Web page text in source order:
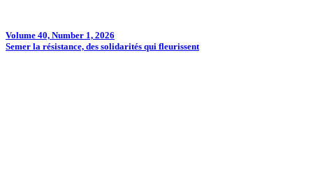
Volume 40, Number 1, 2026
Semer la résistance, des solidarités qui fleurissent